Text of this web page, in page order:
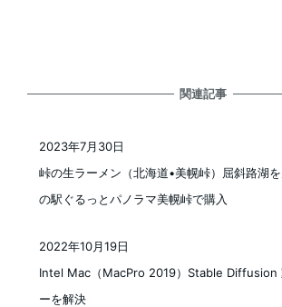
関連記事
峠の生ラーメン（北海道•美幌峠）屈斜路湖
の駅ぐるっとパノラマ美幌峠で購入
2023年7月30日
Intel Mac（MacPro 2019）Stable Diffusion
ーを解決
2022年10月19日